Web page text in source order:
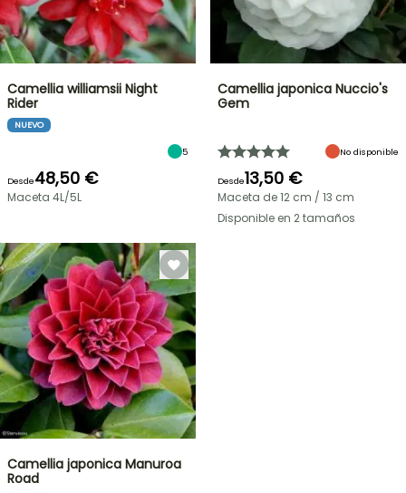
Camellia williamsii Night
Rider
NUEVO
5
Desde48,50 €
Maceta 4L/5L
Camellia japonica Nuccio's
Gem
No disponible
Desde13,50 €
Maceta de 12 cm / 13 cm
Disponible en 2 tamaños
Camellia japonica Manuroa
Road